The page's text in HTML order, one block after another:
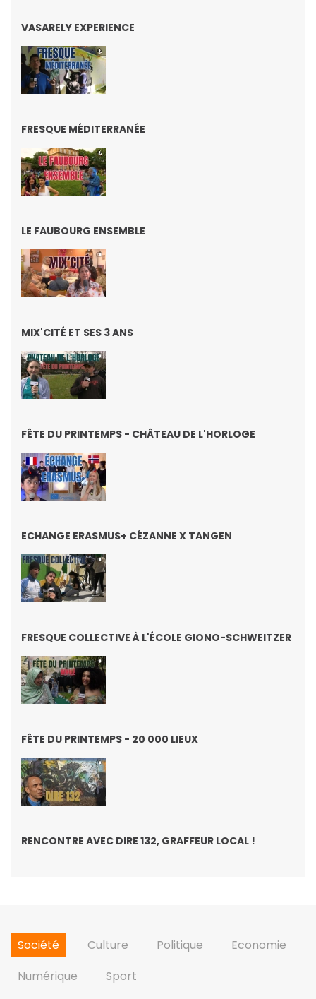
VASARELY EXPERIENCE
FRESQUE MÉDITERRANÉE
LE FAUBOURG ENSEMBLE
MIX'CITÉ ET SES 3 ANS
FÊTE DU PRINTEMPS - CHÂTEAU DE L'HORLOGE
ECHANGE ERASMUS+ CÉZANNE X TANGEN
FRESQUE COLLECTIVE À L'ÉCOLE GIONO-SCHWEITZER
FÊTE DU PRINTEMPS - 20 000 LIEUX
RENCONTRE AVEC DIRE 132, GRAFFEUR LOCAL !
Société Culture Politique
Economie
Numérique
Sport